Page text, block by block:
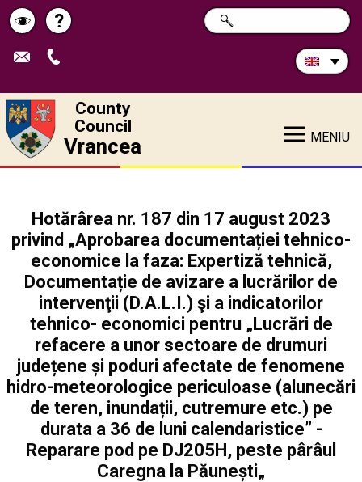
Schimbă
contrastul
Help
?
Search
in
SEARCH
County
Council
Vrancea MENIU
Hotărârea nr. 187 din 17 august 2023
privind „Aprobarea documentației tehnico-
economice la faza: Expertiză tehnică,
Documentație de avizare a lucrărilor de
intervenţii (D.A.L.I.) şi a indicatorilor
tehnico- economici pentru „Lucrări de
refacere a unor sectoare de drumuri
județene și poduri afectate de fenomene
hidro-meteorologice periculoase (alunecări
de teren, inundații, cutremure etc.) pe
durata a 36 de luni calendaristice” -
Reparare pod pe DJ205H, peste pârâul
Caregna la Păunești„